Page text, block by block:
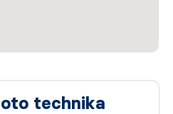
technika